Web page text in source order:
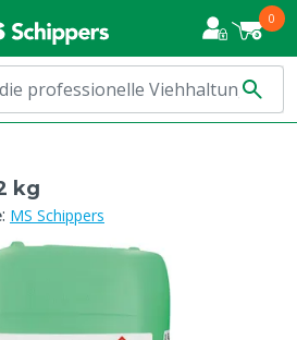
0
kg
: MS Schippers